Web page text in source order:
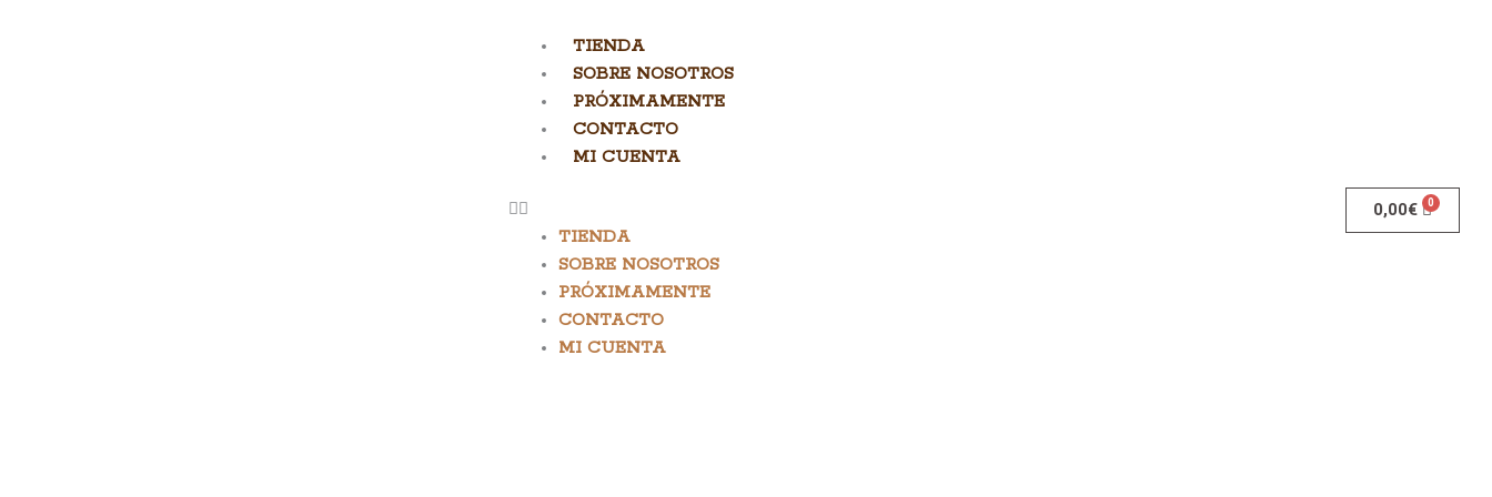
TIENDA
SOBRE NOSOTROS
PRÓXIMAMENTE
CONTACTO
MI CUENTA
TIENDA
SOBRE NOSOTROS
PRÓXIMAMENTE
CONTACTO
MI CUENTA
0,00€